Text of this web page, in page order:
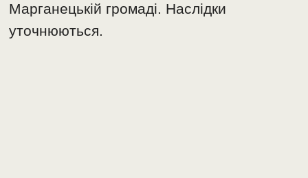
Марганецькій громаді. Наслідки
уточнюються.